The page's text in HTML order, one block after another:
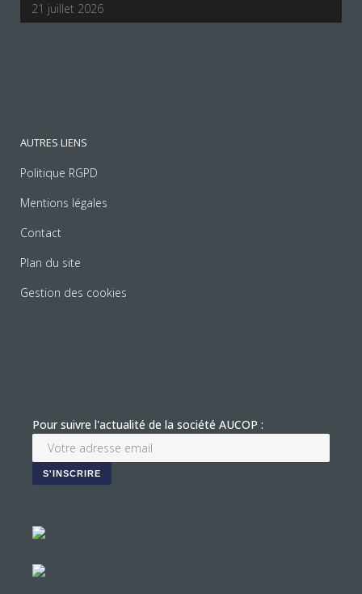
21 juillet 2026
AUTRES LIENS
Politique RGPD
Mentions légales
Contact
Plan du site
Gestion des cookies
Pour suivre l'actualité de la société AUCOP :